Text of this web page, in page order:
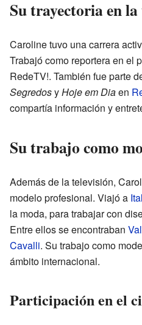
Su trayectoria en
Caroline tuvo una carrera
Trabajó como reportera en el
RedeTV!. También fue parte
SegredosyHoje em Diaen
compartía información y
Su trabajo como
Además de la televisión,
modelo profesional. Viajó a
la moda, para trabajar con
Entre ellos se encontraban
Cavalli. Su trabajo como
ámbito internacional.
Participación en el